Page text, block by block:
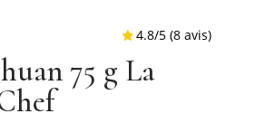
75 g La